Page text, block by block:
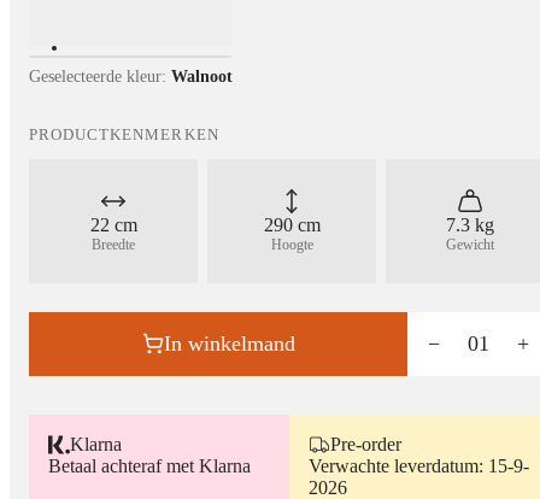
Geselecteerde kleur: Walnoot
PRODUCTKENMERKEN
22 cm
Breedte
290 cm
Hoogte
7.3 kg
Gewicht
In winkelmand − 01 +
Klarna
Betaal achteraf met Klarna
Pre-order
Verwachte leverdatum: 15-9-
2026